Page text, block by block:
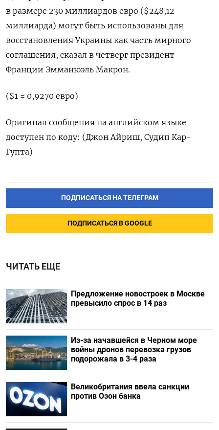
в размере 230 миллиардов евро ($248,12
миллиарда) могут быть использованы для
восстановления Украины как часть мирного
соглашения, сказал в четверг президент
Франции Эмманюэль Макрон.
($1 = 0,9270 евро)
Оригинал сообщения на английском языке
доступен по коду: (Джон Айриш, Судип Кар-
Гупта)
ПОДПИСАТЬСЯ НА ТЕЛЕГРАМ
ПОДПИСАТЬСЯ В GOOGLE
ЧИТАТЬ ЕЩЕ
Предложение новостроек в Москве
превысило спрос в 14 раз
Из-за начавшейся в Черном море
войны дронов перевозка грузов
подорожала в 3-4 раза
Великобритания ввела санкции
против Озон банка